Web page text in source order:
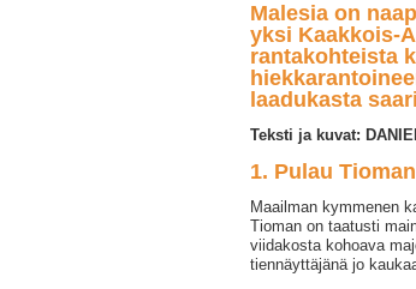
Malesia on
yksi Kaakkois-
rantakohteista
laadukasta
Teksti ja kuvat:
1. Pulau Tioman
Maailman kymmenen
Tioman on taatusti
viidakosta kohoava
tiennäyttäjänä jo